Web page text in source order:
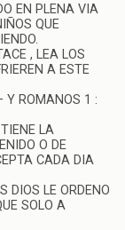
EN PLENA VIA
QUE
, LEA LOS
A ESTE
Y ROMANOS 1 :
LA
O DE
CADA DIA
DIOS LE ORDENO
SOLO A